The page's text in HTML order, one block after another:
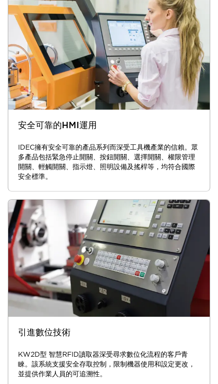
安全可靠的HMI運用
IDEC擁有安全可靠的產品系列而深受工具機產業的信賴。眾
多產品包括緊急停止開關、按鈕開關、選擇開關、權限管理
開關、輕觸開關、指示燈、照明設備及搖桿等，均符合國際
安全標準。
引進數位技術
KW2D型 智慧RFID讀取器深受尋求數位化流程的客戶青
睞。該系統支援安全存取控制，限制機器使用和設定更改，
並提供作業人員的可追溯性。